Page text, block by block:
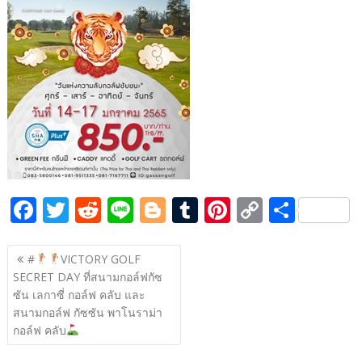
o
k
F
ac
e
b
o
o
T
w
itt
er
R
e
d
di
t
Li
n
e
Bl
o
T Pi C S
แนะแนว
เรื่อง
#
VICTORY GOLF
SECRET DAY ที่สนามกอล์ฟกัซ
ซัน เลกาซี่ กอล์ฟ คลับ และ
สนามกอล์ฟ กัซซัน พาโนราม่า
กอล์ฟ คลับ